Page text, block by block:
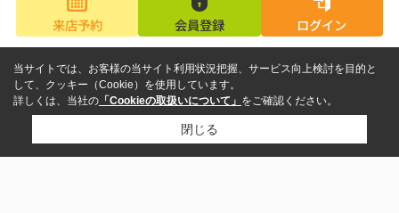
来店予約 会員登録 ログイン
当サイトでは、お客様の当サイト利用状況把握、サービス向上検討を目的と
して、クッキー（Cookie）を使用しています。
詳しくは、当社の 「Cookieの取扱いについて」 をご確認ください。
閉じる